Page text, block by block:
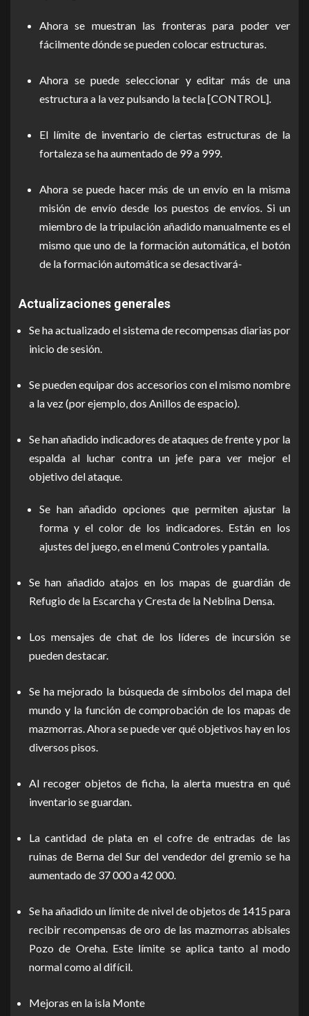
Ahora se muestran las fronteras para poder ver
fácilmente dónde se pueden colocar estructuras.
Ahora se puede seleccionar y editar más de una
estructura a la vez pulsando la tecla [CONTROL].
El límite de inventario de ciertas estructuras de la
fortaleza se ha aumentado de 99 a 999.
Ahora se puede hacer más de un envío en la misma
misión de envío desde los puestos de envíos. Si un
miembro de la tripulación añadido manualmente es el
mismo que uno de la formación automática, el botón
de la formación automática se desactivará-
Actualizaciones generales
Se ha actualizado el sistema de recompensas diarias por
inicio de sesión.
Se pueden equipar dos accesorios con el mismo nombre
a la vez (por ejemplo, dos Anillos de espacio).
Se han añadido indicadores de ataques de frente y por la
espalda al luchar contra un jefe para ver mejor el
objetivo del ataque.
Se han añadido opciones que permiten ajustar la
forma y el color de los indicadores. Están en los
ajustes del juego, en el menú Controles y pantalla.
Se han añadido atajos en los mapas de guardián de
Refugio de la Escarcha y Cresta de la Neblina Densa.
Los mensajes de chat de los líderes de incursión se
pueden destacar.
Se ha mejorado la búsqueda de símbolos del mapa del
mundo y la función de comprobación de los mapas de
mazmorras. Ahora se puede ver qué objetivos hay en los
diversos pisos.
Al recoger objetos de ficha, la alerta muestra en qué
inventario se guardan.
La cantidad de plata en el cofre de entradas de las
ruinas de Berna del Sur del vendedor del gremio se ha
aumentado de 37 000 a 42 000.
Se ha añadido un límite de nivel de objetos de 1415 para
recibir recompensas de oro de las mazmorras abisales
Pozo de Oreha. Este límite se aplica tanto al modo
normal como al difícil.
Mejoras en la isla Monte